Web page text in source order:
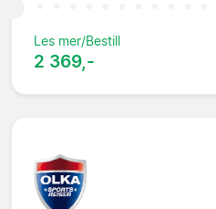
Les mer/Bestill
2 369,-